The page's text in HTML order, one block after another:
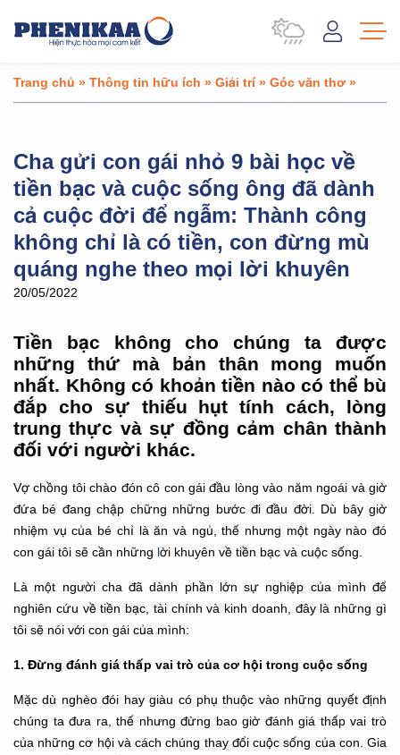
Trang chủ » Thông tin hữu ích » Giải trí» Góc văn thơ »
Cha gửi con gái nhỏ 9 bài học về
tiền bạc và cuộc sống ông đã dành
cả cuộc đời để ngẫm: Thành công
không chỉ là có tiền, con đừng mù
quáng nghe theo mọi lời khuyên
20/05/2022
Tiền bạc không cho chúng ta được
những thứ mà bản thân mong muốn
nhất. Không có khoản tiền nào có thể bù
đắp cho sự thiếu hụt tính cách, lòng
trung thực và sự đồng cảm chân thành
đối với người khác.
Vợ chồng tôi chào đón cô con gái đầu lòng vào năm ngoái và giờ
đứa bé đang chập chững những bước đi đầu đời. Dù bây giờ
nhiệm vụ của bé chỉ là ăn và ngủ, thế nhưng một ngày nào đó
con gái tôi sẽ cần những lời khuyên về tiền bạc và cuộc sống.
Là một người cha đã dành phần lớn sự nghiệp của mình để
nghiên cứu về tiền bạc, tài chính và kinh doanh, đây là những gì
tôi sẽ nói với con gái của mình:
1. Đừng đánh giá thấp vai trò của cơ hội trong cuộc sống
Mặc dù nghèo đói hay giàu có phụ thuộc vào những quyết định
chúng ta đưa ra, thế nhưng đừng bao giờ đánh giá thấp vai trò
của những cơ hội và cách chúng thay đổi cuộc sống của con. Gia